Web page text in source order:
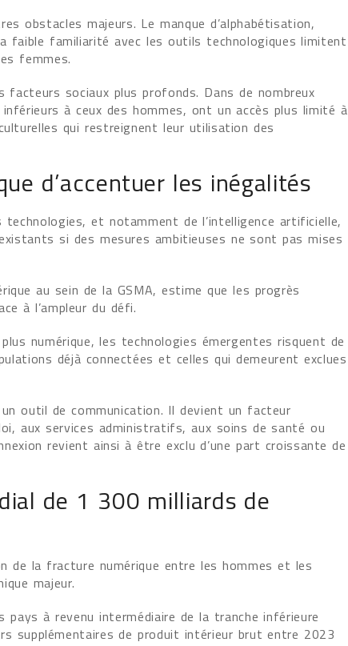
obstacles majeurs. Le manque d’alphabétisation,
faible familiarité avec les outils technologiques limitent
femmes.
sociaux plus profonds. Dans de nombreux
à ceux des hommes, ont un accès plus limité à
qui restreignent leur utilisation des
d’accentuer les inégalités
technologies, et notamment de l’intelligence artificielle,
si des mesures ambitieuses ne sont pas mises
au sein de la GSMA, estime que les progrès
à l’ampleur du défi.
numérique, les technologies émergentes risquent de
déjà connectées et celles qui demeurent exclues
outil de communication. Il devient un facteur
aux services administratifs, aux soins de santé ou
revient ainsi à être exclu d’une part croissante de
de 1 300 milliards de
de la fracture numérique entre les hommes et les
majeur.
à revenu intermédiaire de la tranche inférieure
supplémentaires de produit intérieur brut entre 2023